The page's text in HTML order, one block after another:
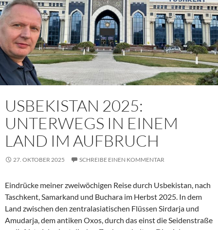
USBEKISTAN 2025:
UNTERWEGS IN EINEM
LAND IM AUFBRUCH
27. OKTOBER 2025 SCHREIBE EINEN KOMMENTAR
Eindrücke meiner zweiwöchigen Reise durch Usbekistan, nach
Taschkent, Samarkand und Buchara im Herbst 2025. In dem
Land zwischen den zentralasiatischen Flüssen Sirdarja und
Amudarja, dem antiken Oxos, durch das einst die Seidenstraße